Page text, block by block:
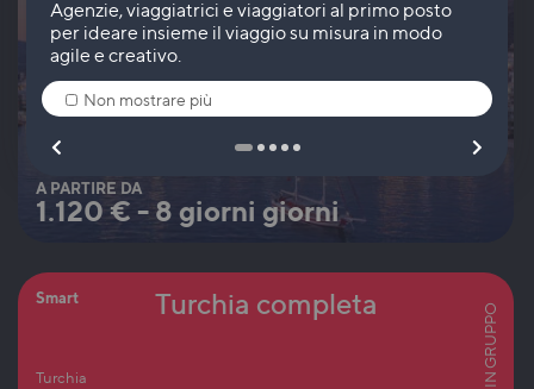
A PARTIRE DA
1.120 € - 8 giorni giorni
Smart
Turchia
Turchia completa IN GRUPPO
Non mostrare più